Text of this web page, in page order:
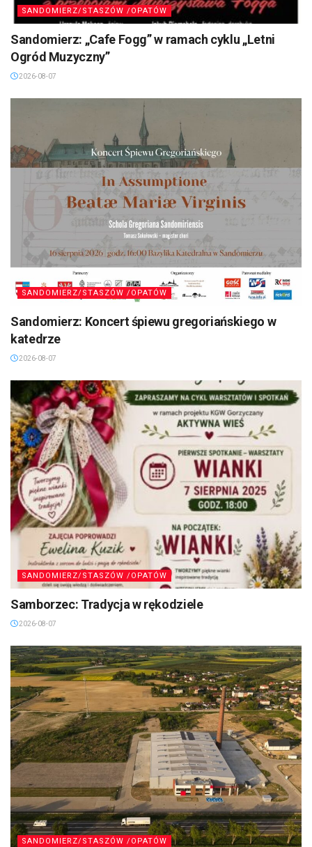
SANDOMIERZ/STASZÓW /OPATÓW
Sandomierz: „Cafe Fogg” w ramach cyklu „Letni
Ogród Muzyczny”
2026-08-07
SANDOMIERZ/STASZÓW /OPATÓW
Sandomierz: Koncert śpiewu gregoriańskiego w
katedrze
2026-08-07
SANDOMIERZ/STASZÓW /OPATÓW
Samborzec: Tradycja w rękodziele
2026-08-07
SANDOMIERZ/STASZÓW /OPATÓW